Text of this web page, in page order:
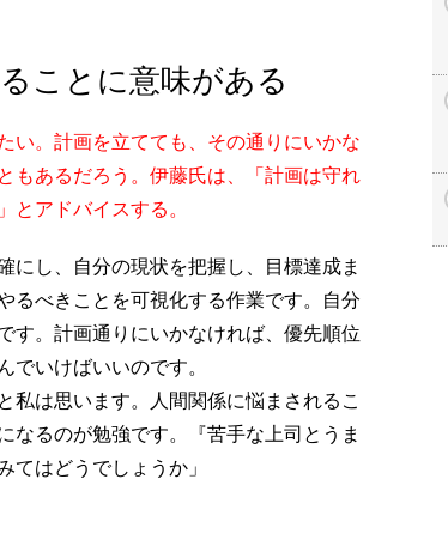
ことに意味がある
い。計画を立てても、その通りにいかな
もあるだろう。伊藤氏は、「計画は守れ
とアドバイスする。
にし、自分の現状を把握し、目標達成ま
るべきことを可視化する作業です。自分
す。計画通りにいかなければ、優先順位
でいけばいいのです。
私は思います。人間関係に悩まされるこ
なるのが勉強です。『苦手な上司とうま
てはどうでしょうか」